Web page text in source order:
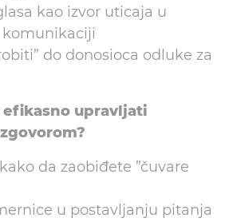
kao izvor uticaja u
do donosioca odluke za
efikasno upravljati
da zaobiđete ”čuvare
u postavljanju pitanja